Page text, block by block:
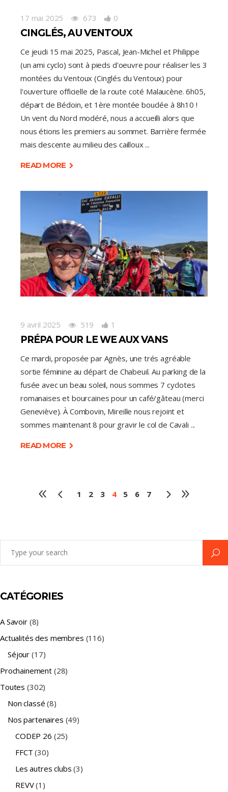
17 mai 2025 673 0
CINGLÉS, AU VENTOUX
Ce jeudi 15 mai 2025, Pascal, Jean-Michel et Philippe
(un ami cyclo) sont à pieds d'oeuvre pour réaliser les 3
montées du Ventoux (Cinglés du Ventoux) pour
l'ouverture officielle de la route coté Malaucène. 6h05,
départ de Bédoin, et 1ère montée bouclée à 8h10 !
Un vent du Nord modéré, nous a accueilli alors que
nous étions les premiers au sommet. Barrière fermée
mais descente au milieu des cailloux
READ MORE
9 avril 2025 519 1
PRÉPA POUR LE WE AUX VANS
Ce mardi, proposée par Agnès, une trés agréable
sortie féminine au départ de Chabeuil. Au parking de la
fusée avec un beau soleil, nous sommes 7 cyclotes
romanaises et bourcaines pour un café/gâteau (merci
Geneviève). À Combovin, Mireille nous rejoint et
sommes maintenant 8 pour gravir le col de Cavali
READ MORE
1 2 3 4 5 6 7
CATÉGORIES
A Savoir(8)
Actualités des membres (116)
Séjour (17)
Prochainement (28)
Toutes (302)
Non classé (8)
Nos partenaires (49)
CODEP 26 (25)
FFCT (30)
Les autres clubs (3)
REVV(1)